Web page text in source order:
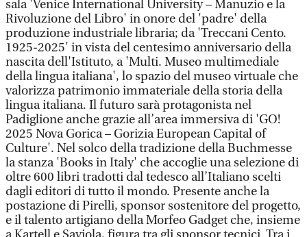
sala 'Venice International University – Manuzio e la
Rivoluzione del Libro' in onore del 'padre' della
produzione industriale libraria; da 'Treccani Cento.
1925-2025' in vista del centesimo anniversario della
nascita dell'Istituto, a 'Multi. Museo multimediale
della lingua italiana', lo spazio del museo virtuale che
valorizza patrimonio immateriale della storia della
lingua italiana. Il futuro sarà protagonista nel
Padiglione anche grazie all’area immersiva di 'GO!
2025 Nova Gorica – Gorizia European Capital of
Culture'. Nel solco della tradizione della Buchmesse
la stanza 'Books in Italy' che accoglie una selezione di
oltre 600 libri tradotti dal tedesco all’Italiano scelti
dagli editori di tutto il mondo. Presente anche la
postazione di Pirelli, sponsor sostenitore del progetto,
e il talento artigiano della Morfeo Gadget che, insieme